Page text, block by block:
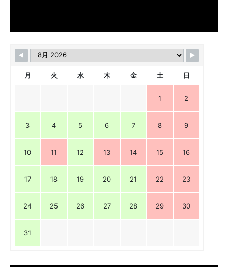
月 火 水 木 金 土 日
1 2
3 4 5 6 7 8 9
10 11 12 13 14 15 16
17 18 19 20 21 22 23
24 25 26 27 28 29 30
31